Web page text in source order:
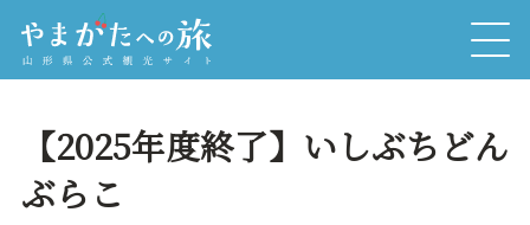
【2025年度終了】いしぶちどん
ぶらこ